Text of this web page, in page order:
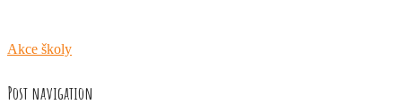
Akce školy
Post navigation